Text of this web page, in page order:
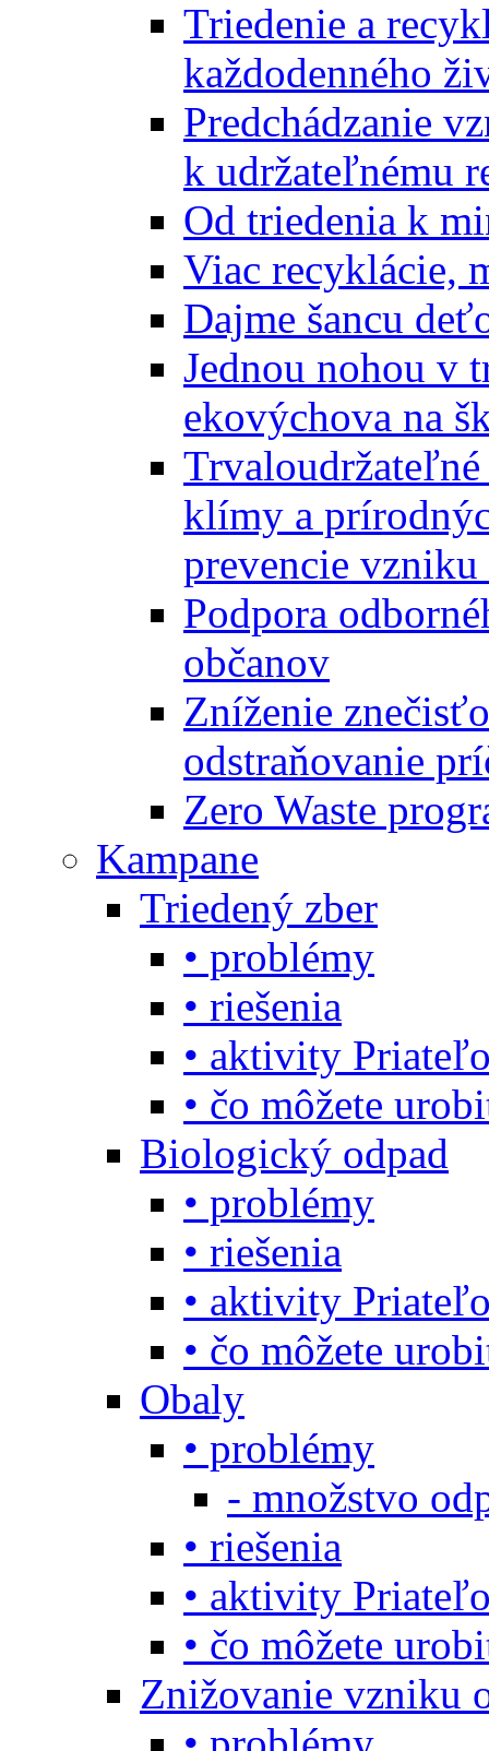
Triedenie a
každodenného
Predchádzanie
k udržateľnému
Od triedenia k
Viac recyklácie,
Dajme šancu
Jednou nohou v
ekovýchova na
klímy a
prevencie vzniku
Podpora
občanov
Zníženie
odstraňovanie
Zero Waste
Kampane
Triedený zber
• problémy
• riešenia
• aktivity
• čo môžete
Biologický odpad
• problémy
• riešenia
• aktivity
• čo môžete
Obaly
• problémy
- množstvo
• riešenia
• aktivity
• čo môžete
Znižovanie vzniku